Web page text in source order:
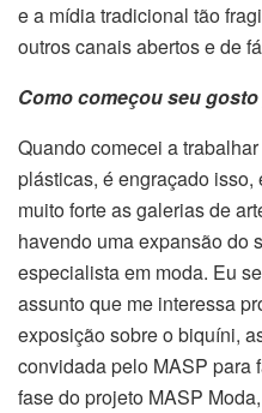
e a mídia tradicional tão
outros canais abertos e de
Como começou seu
Quando comecei a
plásticas, é engraçado
muito forte as galerias de
havendo uma expansão do
especialista em moda. Eu
assunto que me interessa
exposição sobre o biquíni,
convidada pelo MASP para
fase do projeto MASP